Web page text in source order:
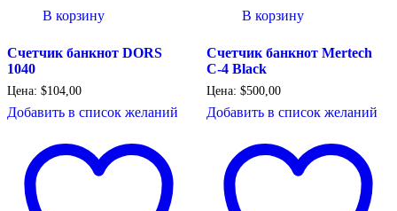
В корзину
Счетчик банкнот DORS
1040
Цена: $104,00
Добавить в список желаний
В корзину
Счетчик банкнот Mertech
C-4 Black
Цена: $500,00
Добавить в список желаний